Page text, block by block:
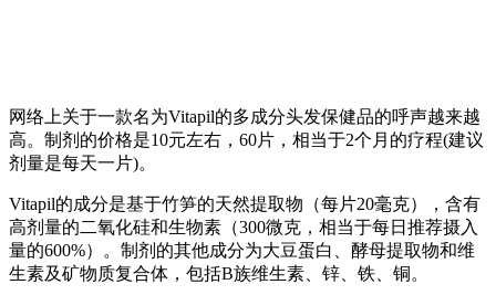
网络上关于一款名为Vitapil的多成分头发保健品的呼声越来越
高。制剂的价格是10元左右，60片，相当于2个月的疗程(建议
剂量是每天一片)。
Vitapil的成分是基于竹笋的天然提取物（每片20毫克），含有
高剂量的二氧化硅和生物素（300微克，相当于每日推荐摄入
量的600%）。制剂的其他成分为大豆蛋白、酵母提取物和维
生素及矿物质复合体，包括B族维生素、锌、铁、铜。